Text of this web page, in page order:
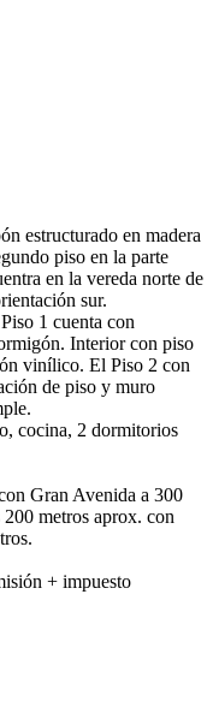
estructurado en madera
piso en la parte
en la vereda norte de
sur.
1 cuenta con
Interior con piso
vinílico. El Piso 2 con
de piso y muro
cocina, 2 dormitorios
Gran Avenida a 300
metros aprox. con
+ impuesto